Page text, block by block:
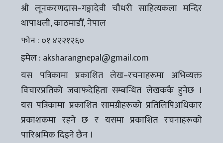
श्री लूनकरणदास–गङ्गादेवी चौधरी साहित्यकला मन्दिर
थापाथली, काठमाडौँ, नेपाल
फोन : ०१ ४२२१२६०
इमेल : aksharangnepal@gmail.com
यस पत्रिकामा प्रकाशित लेख–रचनाहरूमा अभिव्यक्त
विचारप्रतिको जवाफदेहिता सम्बन्धित लेखककै हुनेछ ।
यस पत्रिकामा प्रकाशित सामग्रीहरूको प्रतिलिपिअधिकार
प्रकाशकमा रहने छ र यसमा प्रकाशित रचनाहरूको
पारिश्रमिक दिइने छैन ।